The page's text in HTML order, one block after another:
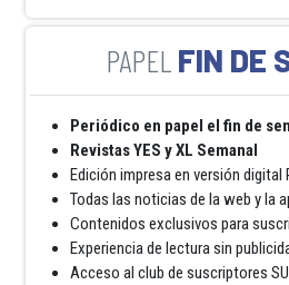
FIN DE
Periódico en papel el fin de
Revistas YES y XL Semanal
Edición impresa en versión digital
Todas las noticias de la web y la
Contenidos exclusivos para
Experiencia de lectura sin
Acceso al club de suscriptores